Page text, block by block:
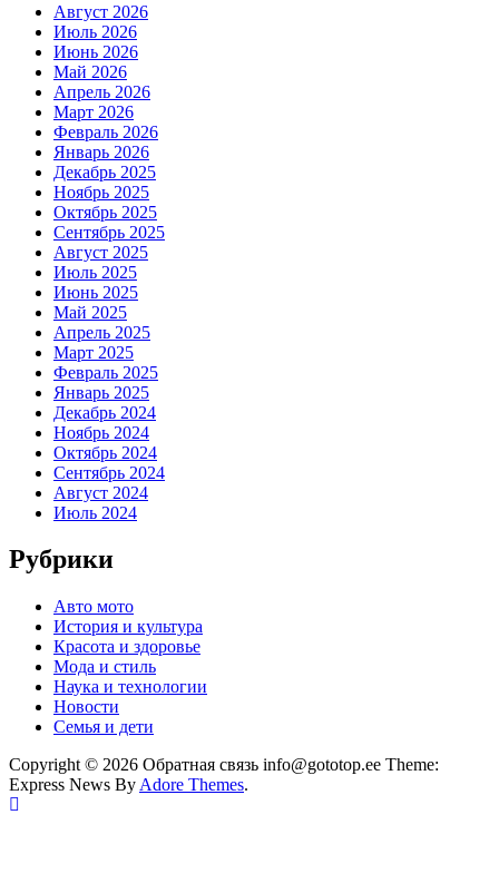
Август 2026
Июль 2026
Июнь 2026
Май 2026
Апрель 2026
Март 2026
Февраль 2026
Январь 2026
Декабрь 2025
Ноябрь 2025
Октябрь 2025
Сентябрь 2025
Август 2025
Июль 2025
Июнь 2025
Май 2025
Апрель 2025
Март 2025
Февраль 2025
Январь 2025
Декабрь 2024
Ноябрь 2024
Октябрь 2024
Сентябрь 2024
Август 2024
Июль 2024
Рубрики
Авто мото
История и культура
Красота и здоровье
Мода и стиль
Наука и технологии
Новости
Семья и дети
Copyright © 2026 Обратная связь info@gototop.ee Theme:
Express News By Adore Themes.